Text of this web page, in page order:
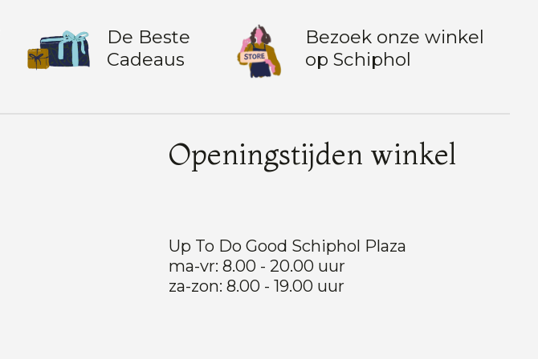
De Beste
Cadeaus
Bezoek onze winkel
op Schiphol
Openingstijden winkel
Up To Do Good Schiphol Plaza
ma-vr: 8.00 - 20.00 uur
za-zon: 8.00 - 19.00 uur